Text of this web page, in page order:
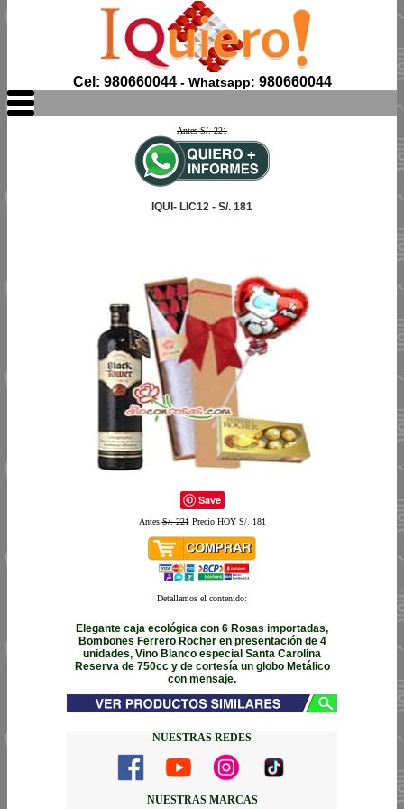
Cel: 980660044- Whatsapp: 980660044
Antes S/. 221
IQUI- LIC12 - S/. 181
Save
AntesS/. 221Precio HOY S/. 181
Detallamos el contenido:
Elegante caja ecológica con 6 Rosas importadas,
Bombones Ferrero Rocher en presentación de 4
unidades, Vino Blanco especial Santa Carolina
Reserva de 750cc y de cortesía un globo Metálico
con mensaje.
NUESTRAS REDES
NUESTRAS MARCAS